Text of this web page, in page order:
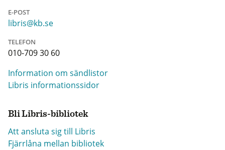
E-POST
libris@kb.se
TELEFON
010-709 30 60
Information om sändlistor
Libris informationssidor
Bli Libris-bibliotek
Att ansluta sig till Libris
Fjärrlåna mellan bibliotek